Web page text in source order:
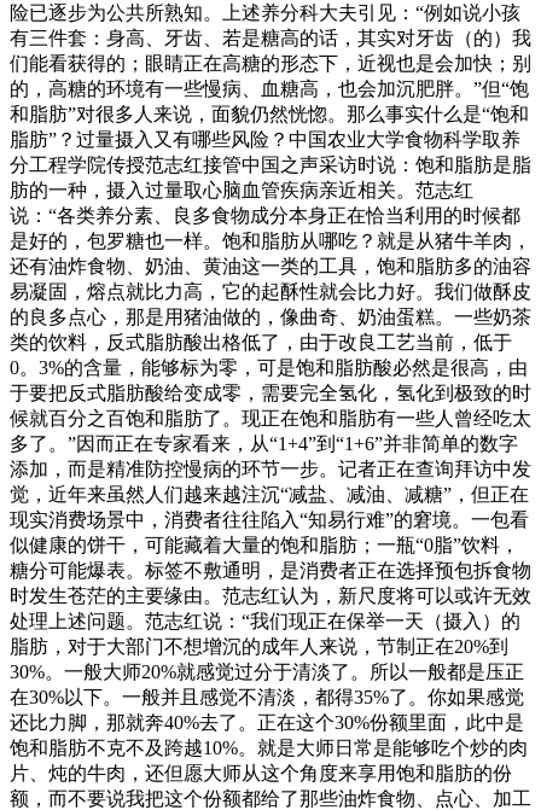
险已逐步为公共所熟知。上述养分科大夫引见：“例如说小孩
有三件套：身高、牙齿、若是糖高的话，其实对牙齿（的）我
们能看获得的；眼睛正在高糖的形态下，近视也是会加快；别
的，高糖的环境有一些慢病、血糖高，也会加沉肥胖。”但“饱
和脂肪”对很多人来说，面貌仍然恍惚。那么事实什么是“饱和
脂肪”？过量摄入又有哪些风险？中国农业大学食物科学取养
分工程学院传授范志红接管中国之声采访时说：饱和脂肪是脂
肪的一种，摄入过量取心脑血管疾病亲近相关。范志红
说：“各类养分素、良多食物成分本身正在恰当利用的时候都
是好的，包罗糖也一样。饱和脂肪从哪吃？就是从猪牛羊肉，
还有油炸食物、奶油、黄油这一类的工具，饱和脂肪多的油容
易凝固，熔点就比力高，它的起酥性就会比力好。我们做酥皮
的良多点心，那是用猪油做的，像曲奇、奶油蛋糕。一些奶茶
类的饮料，反式脂肪酸出格低了，由于改良工艺当前，低于
0。3%的含量，能够标为零，可是饱和脂肪酸必然是很高，由
于要把反式脂肪酸给变成零，需要完全氢化，氢化到极致的时
候就百分之百饱和脂肪了。现正在饱和脂肪有一些人曾经吃太
多了。”因而正在专家看来，从“1+4”到“1+6”并非简单的数字
添加，而是精准防控慢病的环节一步。记者正在查询拜访中发
觉，近年来虽然人们越来越注沉“减盐、减油、减糖”，但正在
现实消费场景中，消费者往往陷入“知易行难”的窘境。一包看
似健康的饼干，可能藏着大量的饱和脂肪；一瓶“0脂”饮料，
糖分可能爆表。标签不敷通明，是消费者正在选择预包拆食物
时发生苍茫的主要缘由。范志红认为，新尺度将可以或许无效
处理上述问题。范志红说：“我们现正在保举一天（摄入）的
脂肪，对于大部门不想增沉的成年人来说，节制正在20%到
30%。一般大师20%就感觉过分于清淡了。所以一般都是压正
在30%以下。一般并且感觉不清淡，都得35%了。你如果感觉
还比力脚，那就奔40%去了。正在这个30%份额里面，此中是
饱和脂肪不克不及跨越10%。就是大师日常是能够吃个炒的肉
片、炖的牛肉，还但愿大师从这个角度来享用饱和脂肪的份
额，而不要说我把这个份额都给了那些油炸食物、点心、加工